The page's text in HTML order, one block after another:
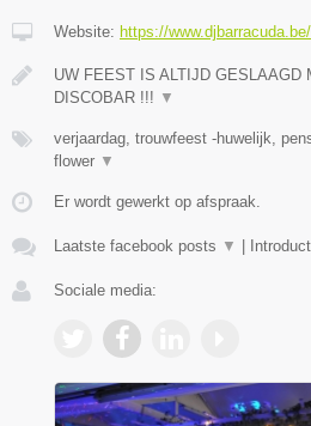
Website: https://www.djbarracuda.be/
UW FEEST IS ALTIJD GESLAAGD
DISCOBAR !!! ▼
verjaardag, trouwfeest -huwelijk,
flower ▼
Er wordt gewerkt op afspraak.
Laatste facebook posts ▼ |
Sociale media: